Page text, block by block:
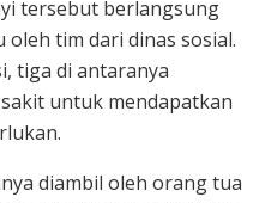
tersebut berlangsung
tim dari dinas sosial.
tiga di antaranya
untuk mendapatkan
diambil oleh orang tua